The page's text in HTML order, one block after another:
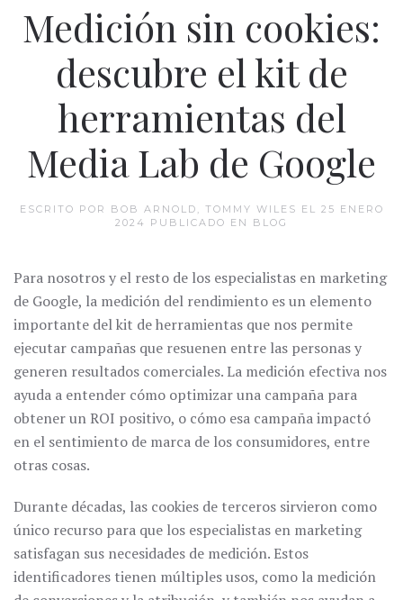
Medición sin cookies:
descubre el kit de
herramientas del
Media Lab de Google
ESCRITO POR BOB ARNOLD, TOMMY WILES EL 25 ENERO
2024 PUBLICADO EN BLOG
Para nosotros y el resto de los especialistas en marketing
de Google, la medición del rendimiento es un elemento
importante del kit de herramientas que nos permite
ejecutar campañas que resuenen entre las personas y
generen resultados comerciales. La medición efectiva nos
ayuda a entender cómo optimizar una campaña para
obtener un ROI positivo, o cómo esa campaña impactó
en el sentimiento de marca de los consumidores, entre
otras cosas.
Durante décadas, las cookies de terceros sirvieron como
único recurso para que los especialistas en marketing
satisfagan sus necesidades de medición. Estos
identificadores tienen múltiples usos, como la medición